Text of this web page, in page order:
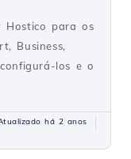
Hostico para os
Business,
los e o
há 2 anos